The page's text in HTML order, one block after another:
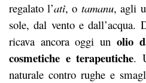
regalato l’atì, otamanu, agli
sole, dal vento e dall’acqua.
ricava ancora oggi unolio
cosmetiche e terapeutiche.
naturale contro rughe e